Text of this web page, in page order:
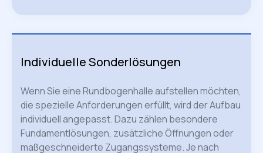
Individuelle Sonderlösungen
Wenn Sie eine Rundbogenhalle aufstellen möchten,
die spezielle Anforderungen erfüllt, wird der Aufbau
individuell angepasst. Dazu zählen besondere
Fundamentlösungen, zusätzliche Öffnungen oder
maßgeschneiderte Zugangssysteme. Je nach